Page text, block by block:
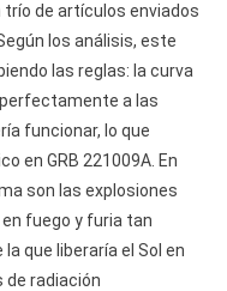
trío de artículos enviados
los análisis, este
las reglas: la curva
a las
funcionar, lo que
en GRB 221009A. En
son las explosiones
fuego y furia tan
que liberaría el Sol en
de radiación